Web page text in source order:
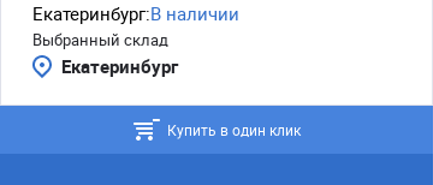
Екатеринбург:В наличии
Выбранный склад
Екатеринбург
Купить в один клик